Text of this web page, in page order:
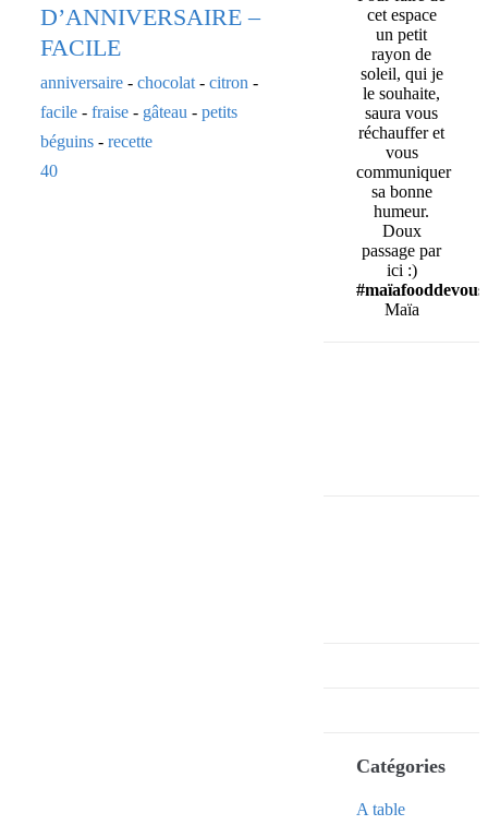
D’ANNIVERSAIRE –
FACILE
anniversaire - chocolat - citron -
facile - fraise - gâteau - petits
béguins - recette
40
cet espace
un petit
rayon de
soleil, qui je
le souhaite,
saura vous
réchauffer et
vous
communiquer
sa bonne
humeur.
Doux
passage par
ici :)
#maïafooddevous
Maïa
Catégories
A table